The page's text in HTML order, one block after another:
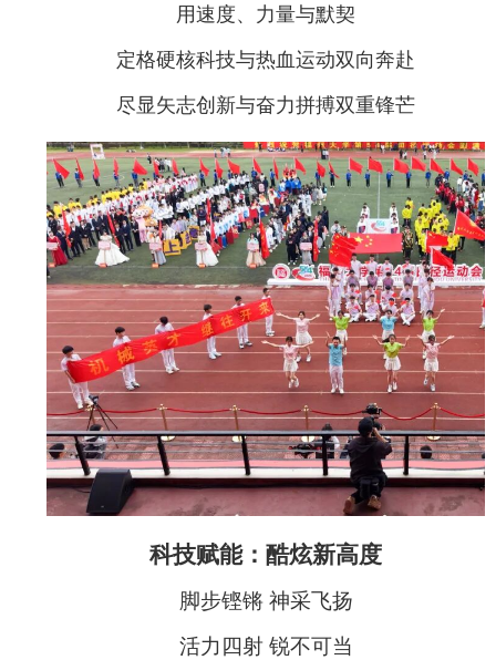
用速度、力量与默契
定格硬核科技与热血运动双向奔赴
尽显矢志创新与奋力拼搏双重锋芒
科技赋能：酷炫新高度
脚步铿锵 神采飞扬
活力四射 锐不可当